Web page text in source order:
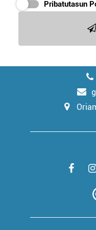
Pribatutasun